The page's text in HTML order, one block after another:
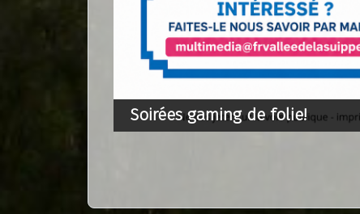
Soirées gaming de folie!